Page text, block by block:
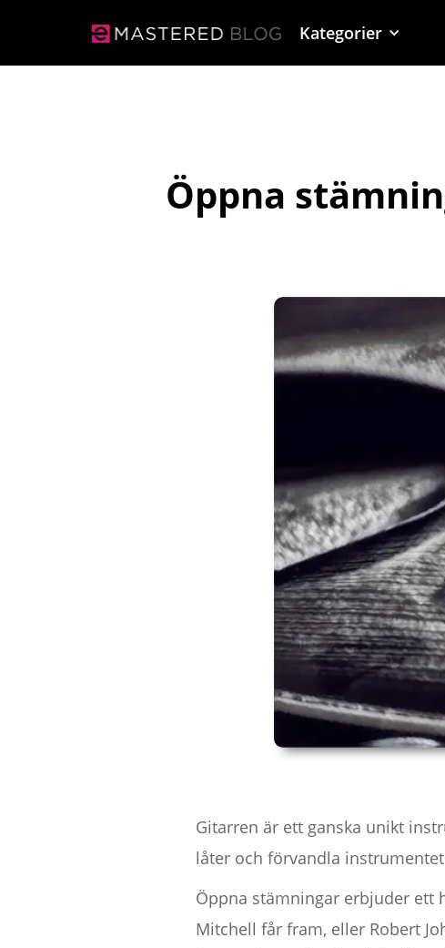
Kategorier
Öppna
Gitarren är ett ganska unikt
låter och förvandla
Öppna stämningar erbjuder ett
Mitchell får fram, eller Robert